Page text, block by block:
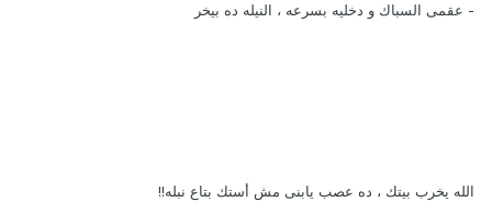
- عقمى السباك و دخليه بسرعه ، النيله ده بيخر
الله يخرب بيتك ، ده عصب يابنى مش أستك بتاع نبله!!